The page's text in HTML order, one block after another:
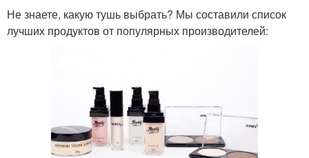
Не знаете, какую тушь выбрать? Мы составили список
лучших продуктов от популярных производителей: